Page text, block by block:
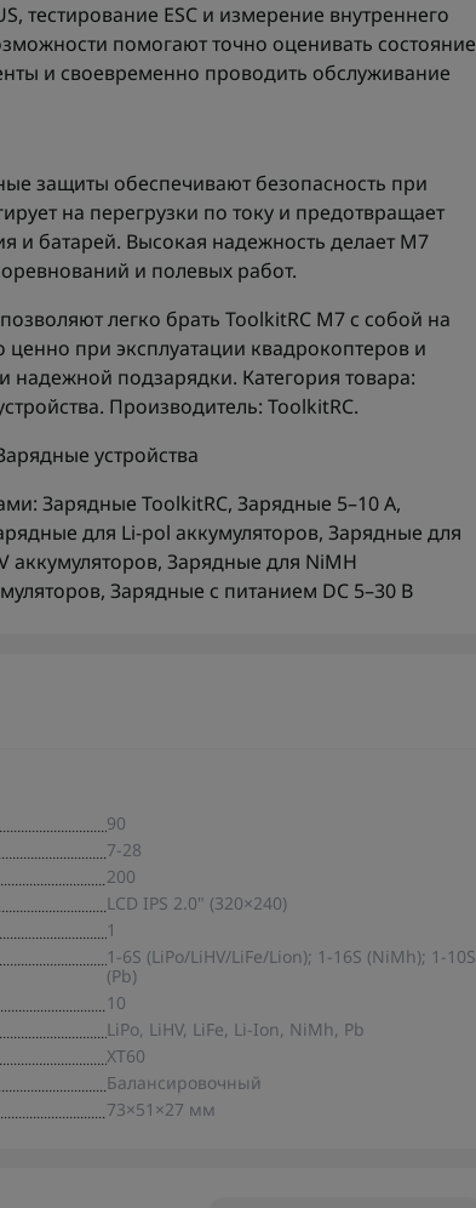
тестирование ESC и измерение внутреннего
помогают точно оценивать состояние
и своевременно проводить обслуживание
защиты обеспечивают безопасность при
на перегрузки по току и предотвращает
и батарей. Высокая надежность делает M7
и полевых работ.
легко брать ToolkitRC M7 с собой на
при эксплуатации квадрокоптеров и
подзарядки. Категория товара:
Производитель: ToolkitRC.
устройства
Зарядные ToolkitRC, Зарядные 5–10 А,
для Li-pol аккумуляторов, Зарядные для
аккумуляторов, Зарядные для NiMH
, Зарядные с питанием DC 5–30 В
90
7-28
200
LCD IPS 2.0" (320×240)
1
1-6S (LiPo/LiHV/LiFe/Lion); 1-16S (NiMh); 1-10S
(Pb)
10
LiPo, LiHV, LiFe, Li-Ion, NiMh, Pb
XT60
Балансировочный
73×51×27 мм